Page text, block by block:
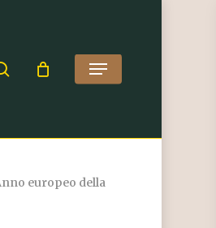
search Menu
europeo della